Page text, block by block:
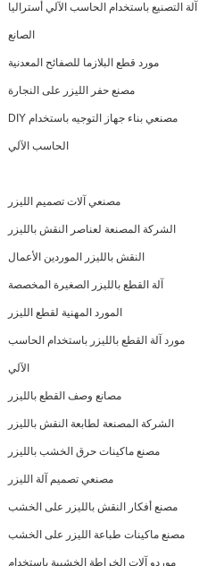
آلة التصنيع باستخدام الحاسب الآلي أستراليا
الصانع
مورد قطع البلازما للصفائح المعدنية
مصنع حفر الليزر على النجارة
DIY مصنعي بناء جهاز التوجيه باستخدام
الحاسب الآلي
مصنعي آلات تصميم الليزر
الشركة المصنعة لعناصر النقش بالليزر
النقش بالليزر الموردين الأعمال
آلة القطع بالليزر الصغيرة المخصصة
المورد المهنية لقطع الليزر
مورد آلة القطع بالليزر باستخدام الحاسب
الآلي
مصانع وصف القطع بالليزر
الشركة المصنعة لطابعة النقش بالليزر
مصنع ماكينات حرق الخشب بالليزر
مصنعي تصميم آلة الليزر
مصنع أفكار النقش بالليزر على الخشب
مصنع ماكينات طباعة الليزر على الخشب
موردو آلات الخراطة الخشبية باستخدام